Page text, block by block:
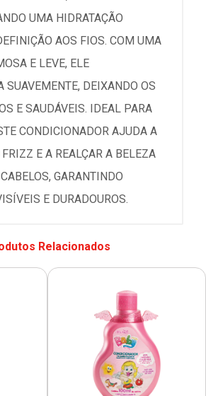
UMA HIDRATAÇÃO
AOS FIOS. COM UMA
E LEVE, ELE
SUAVEMENTE, DEIXANDO OS
E SAUDÁVEIS. IDEAL PARA
CONDICIONADOR AJUDA A
E A REALÇAR A BELEZA
GARANTINDO
E DURADOUROS.
Relacionados